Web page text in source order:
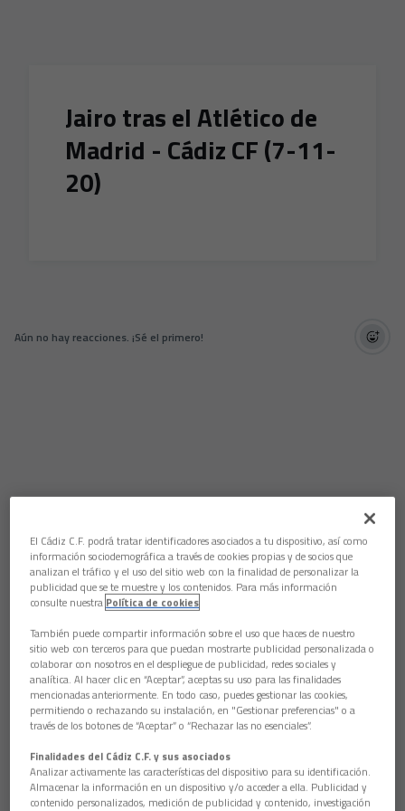
Jairo tras el Atlético de
Madrid - Cádiz CF (7-11-
20)
Aún no hay reacciones. ¡Sé el primero!
El Cádiz C.F. podrá tratar identificadores asociados a tu dispositivo, así como
información sociodemográfica a través de cookies propias y de socios que
analizan el tráfico y el uso del sitio web con la finalidad de personalizar la
publicidad que se te muestre y los contenidos. Para más información
consulte nuestra Política de cookies
También puede compartir información sobre el uso que haces de nuestro
sitio web con terceros para que puedan mostrarte publicidad personalizada o
colaborar con nosotros en el despliegue de publicidad, redes sociales y
analítica. Al hacer clic en “Aceptar”, aceptas su uso para las finalidades
mencionadas anteriormente. En todo caso, puedes gestionar las cookies,
permitiendo o rechazando su instalación, en "Gestionar preferencias" o a
través de los botones de “Aceptar” o “Rechazar las no esenciales”.
Finalidades del Cádiz C.F. y sus asociados
Analizar activamente las características del dispositivo para su identificación.
Almacenar la información en un dispositivo y/o acceder a ella. Publicidad y
contenido personalizados, medición de publicidad y contenido, investigación